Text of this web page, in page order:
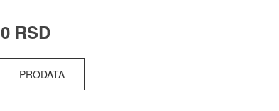
0 RSD
PRODATA